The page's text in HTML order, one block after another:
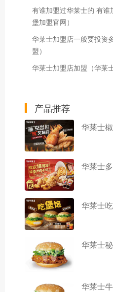
有谁加盟过华莱士的 有谁
堡加盟官网）
华莱士加盟店一般要投资
盟）
华莱士加盟店加盟（华莱
产品推荐
华莱士
华莱士
华莱士
华莱士
华莱士